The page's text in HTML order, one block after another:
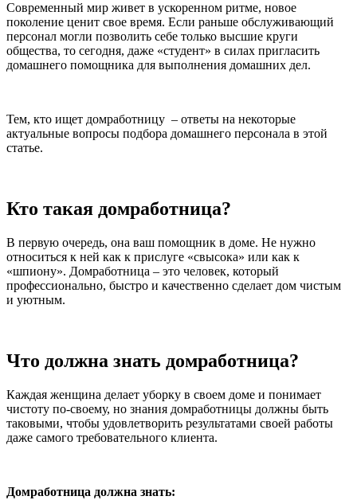
Современный мир живет в ускоренном ритме, новое
поколение ценит свое время. Если раньше обслуживающий
персонал могли позволить себе только высшие круги
общества, то сегодня, даже «студент» в силах пригласить
домашнего помощника для выполнения домашних дел.
Тем, кто ищет домработницу – ответы на некоторые
актуальные вопросы подбора домашнего персонала в этой
статье.
Кто такая домработница?
В первую очередь, она ваш помощник в доме. Не нужно
относиться к ней как к прислуге «свысока» или как к
«шпиону». Домработница – это человек, который
профессионально, быстро и качественно сделает дом чистым
и уютным.
Что должна знать домработница?
Каждая женщина делает уборку в своем доме и понимает
чистоту по-своему, но знания домработницы должны быть
таковыми, чтобы удовлетворить результатами своей работы
даже самого требовательного клиента.
Домработница должна знать: